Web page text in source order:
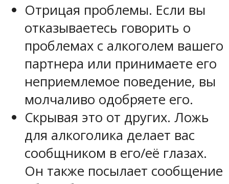
Отрицая проблемы. Если вы
отказываетесь говорить о
проблемах с алкоголем вашего
партнера или принимаете его
неприемлемое поведение, вы
молчаливо одобряете его.
Скрывая это от других. Ложь
для алкоголика делает вас
сообщником в его/её глазах.
Он также посылает сообщение